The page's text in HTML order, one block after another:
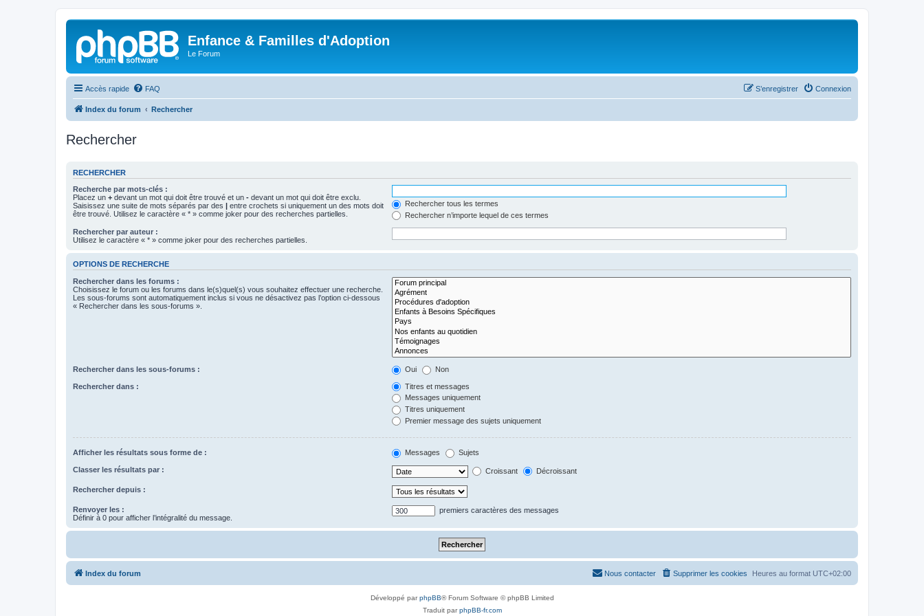
Enfance & Familles d'Adoption
Le Forum
Accès rapide FAQ Connexion
S’enregistrer
Index du forum Rechercher
Rechercher
RECHERCHER
Recherche par mots-clés :
Placez un + devant un mot qui doit être trouvé et un - devant un mot qui doit être exclu.
Saisissez une suite de mots séparés par des | entre crochets si uniquement un des mots doit
être trouvé. Utilisez le caractère « * » comme joker pour des recherches partielles.
Rechercher tous les termes
Rechercher n’importe lequel de ces termes
Rechercher par auteur :
Utilisez le caractère « * » comme joker pour des recherches partielles.
OPTIONS DE RECHERCHE
Rechercher dans les forums :
Choisissez le forum ou les forums dans le(s)quel(s) vous souhaitez effectuer une recherche.
Les sous-forums sont automatiquement inclus si vous ne désactivez pas l’option ci-dessous
« Rechercher dans les sous-forums ».
Rechercher dans les sous-forums : Oui Non
Rechercher dans :
Titres et messages
Messages uniquement
Titres uniquement
Premier message des sujets uniquement
Afficher les résultats sous forme de : Messages Sujets
Classer les résultats par : Croissant Décroissant
Rechercher depuis :
Renvoyer les :
Définir à 0 pour afficher l’intégralité du message.
premiers caractères des messages
Index du forum Heures au format UTC+02:00
Supprimer les cookies
Nous contacter
Développé parphpBB® Forum Software © phpBB Limited
Traduit parphpBB-fr.com